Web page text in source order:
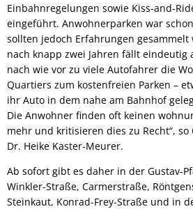
Einbahnregelungen sowie Kiss-and-
eingeführt. Anwohnerparken war
sollten jedoch Erfahrungen gesammelt
nach knapp zwei Jahren fällt eindeutig
nach wie vor zu viele Autofahrer die
Quartiers zum kostenfreien Parken –
ihr Auto in dem nahe am Bahnhof
Die Anwohner finden oft keinen
mehr und kritisieren dies zu Recht“,
Dr. Heike Kaster-Meurer.
Ab sofort gibt es daher in der Gustav-
Winkler-Straße, Carmerstraße,
Steinkaut, Konrad-Frey-Straße und in